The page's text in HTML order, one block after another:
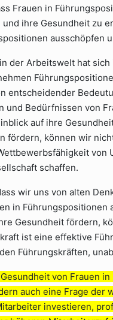
Frauen in
ihre Gesundheit zu
ausschöpfen
der Arbeitswelt hat
entscheidender
und Bedürfnissen von
auf ihre
fördern, können wir
schaffen.
wir uns von alten
in
Gesundheit fördern,
ist eine effektive
Führungskräften,
von Frauen
auch eine Frage der
investieren,